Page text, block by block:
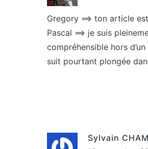
Gregory ==> ton article
Pascal ==> je suis
compréhensible hors
suit pourtant plongée
Sylvain